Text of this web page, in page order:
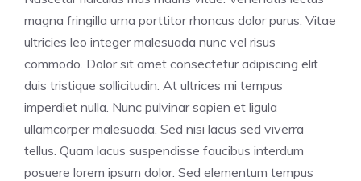
magna fringilla urna porttitor rhoncus dolor purus. Vitae
ultricies leo integer malesuada nunc vel risus
commodo. Dolor sit amet consectetur adipiscing elit
duis tristique sollicitudin. At ultrices mi tempus
imperdiet nulla. Nunc pulvinar sapien et ligula
ullamcorper malesuada. Sed nisi lacus sed viverra
tellus. Quam lacus suspendisse faucibus interdum
posuere lorem ipsum dolor. Sed elementum tempus